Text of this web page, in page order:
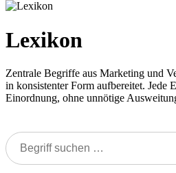
Lexikon
Zentrale Begriffe aus Marketing und
in konsistenter Form aufbereitet. Jede
Einordnung, ohne unnötige